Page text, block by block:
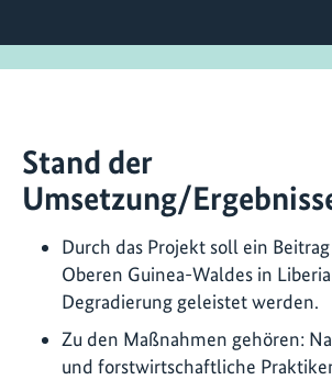
Stand der
Umsetzung/
Durch das Projekt soll ein
Oberen Guinea-Waldes in
Degradierung geleistet werden.
Zu den Maßnahmen gehören:
und forstwirtschaftliche